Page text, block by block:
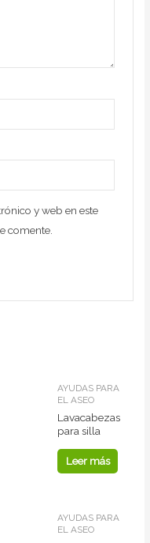
y web en este
comente.
AYUDAS PARA
EL ASEO
Lavacabezas
para silla
Leer más
AYUDAS PARA
EL ASEO